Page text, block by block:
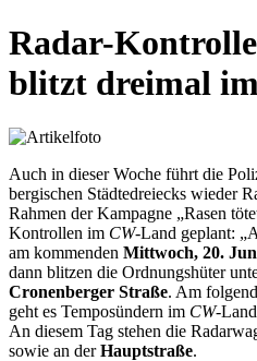
Radar-
blitzt dreimal
Auch in dieser Woche führt die
bergischen Städtedreiecks wieder
Rahmen der Kampagne „Rasen
Kontrollen im CW-Land geplant:
am kommenden Mittwoch, 20.
dann blitzen die Ordnungshüter
Cronenberger Straße. Am
geht es Temposündern im CW-
An diesem Tag stehen die
sowie an derHauptstraße.